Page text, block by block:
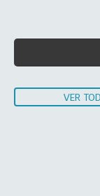
VER